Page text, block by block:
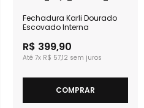
Fechadura Karli Dourado
Escovado Interna
R$ 399,90
7x R$ 57,12
COMPRAR